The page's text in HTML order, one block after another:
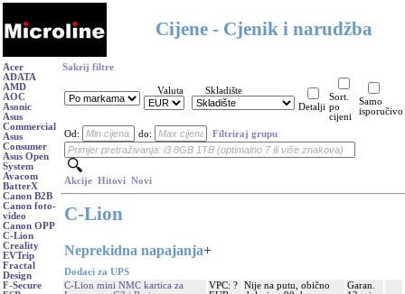
Cijene - Cjenik i narudžba
Acer
ADATA
AMD
AOC
Asonic
Asus
Commercial
Asus
Consumer
Asus Open
System
Avacom
BatterX
Canon B2B
Canon foto-
video
Canon OPP
C-Lion
Creality
EVTrip
Fractal
Design
F-Secure
Sakrij filtre
Valuta
Skladište
Detalji
Sort.
po
cijeni
Samo
isporučivo
Od: do: Filtriraj grupu
Akcije Hitovi Novi
C-Lion
Neprekidna napajanja+
Dodaci za UPS
C-Lion mini NMC kartica za
VPC: ?
Nije na putu, obično
Garan.